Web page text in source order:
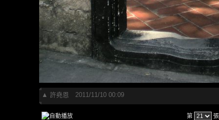
▲ 許堯恩 2011/11/10 00:09
第